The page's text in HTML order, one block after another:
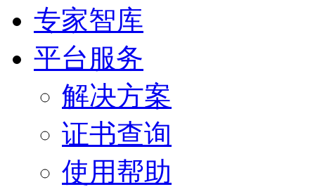
专家智库
平台服务
解决方案
证书查询
使用帮助